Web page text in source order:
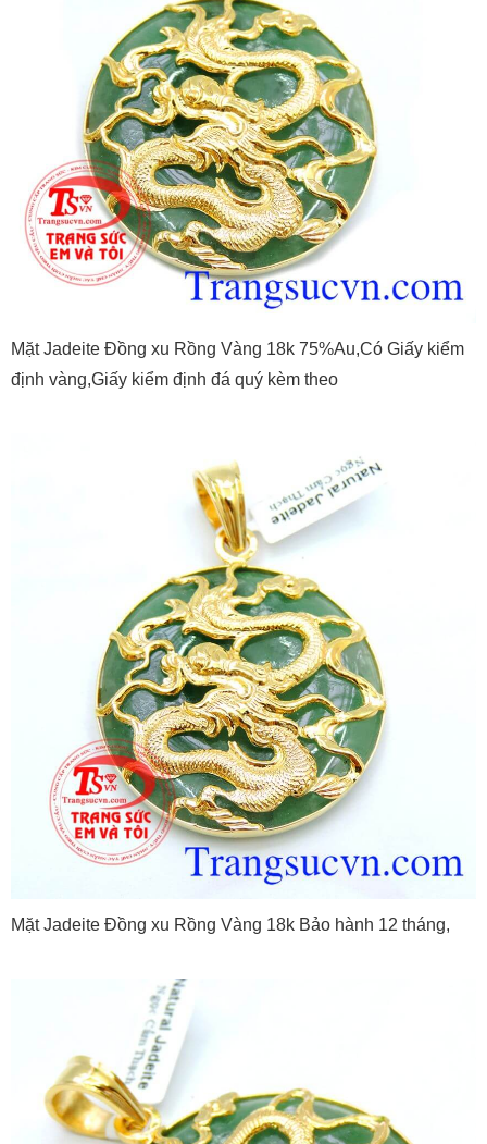
Mặt Jadeite Đồng xu Rồng Vàng 18k 75%Au,Có Giấy kiểm
định vàng,Giấy kiểm định đá quý kèm theo
Mặt Jadeite Đồng xu Rồng Vàng 18k Bảo hành 12 tháng,